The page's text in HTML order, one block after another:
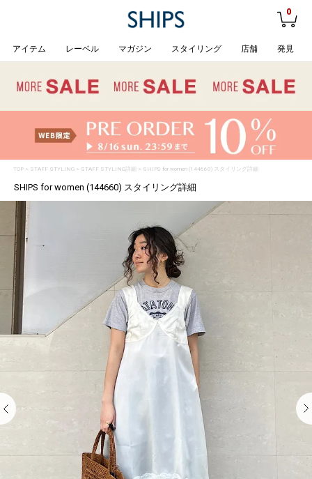
0
アイテム レーベル マガジン スタイリング 店舗 発見
TOP> STAFF STYLING> STAFF STYLING詳細 > SHIPS for women (144660) スタイリング詳細
SHIPS for women (144660) スタイリング詳細